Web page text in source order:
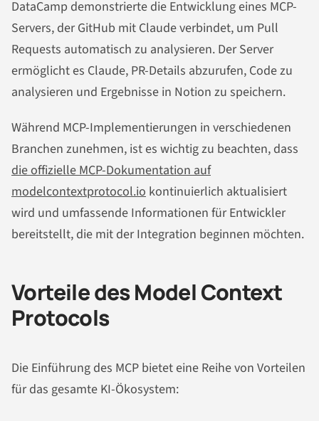
DataCamp demonstrierte die Entwicklung eines MCP-
Servers, der GitHub mit Claude verbindet, um Pull
Requests automatisch zu analysieren. Der Server
ermöglicht es Claude, PR-Details abzurufen, Code zu
analysieren und Ergebnisse in Notion zu speichern.
Während MCP-Implementierungen in verschiedenen
Branchen zunehmen, ist es wichtig zu beachten, dass
die offizielle MCP-Dokumentation auf
modelcontextprotocol.io kontinuierlich aktualisiert
wird und umfassende Informationen für Entwickler
bereitstellt, die mit der Integration beginnen möchten.
Vorteile des Model Context
Protocols
Die Einführung des MCP bietet eine Reihe von Vorteilen
für das gesamte KI-Ökosystem: